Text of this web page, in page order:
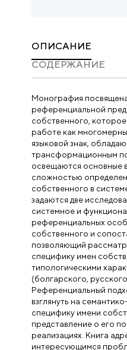
ОПИСАНИЕ
CОДЕРЖАНИЕ
Монография
референциальной
собственного,
работе как
языковой знак,
трансформационным
освещаются основные
сложностью
собственного в
задаются две
системное и
референциальных
собственного и
позволяющий
специфику имен
типологическими
(болгарского,
Референциальный
взглянуть на
специфику имени
представление о его
реализациях. Книга
интересующимся